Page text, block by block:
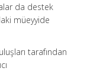
da destek
müeyyide
tarafından